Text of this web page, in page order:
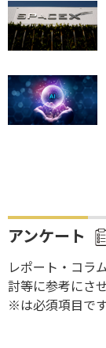
アンケート
レポート・コラ
討等に参考にさ
※は必須項目です